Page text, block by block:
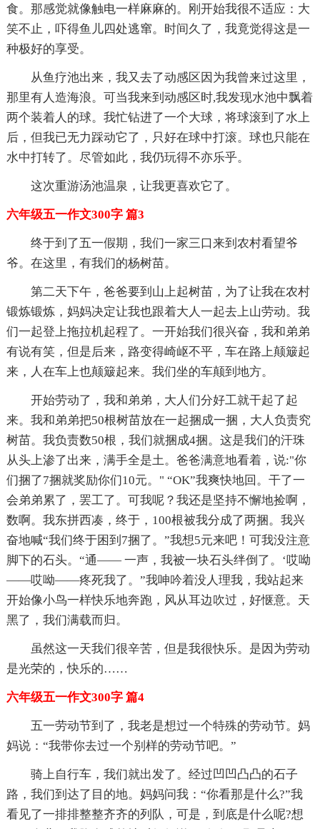
食。那感觉就像触电一样麻麻的。刚开始我很不适应：大
笑不止，吓得鱼儿四处逃窜。时间久了，我竟觉得这是一
种极好的享受。
从鱼疗池出来，我又去了动感区因为我曾来过这里，
那里有人造海浪。可当我来到动感区时,我发现水池中飘着
两个装着人的球。我忙钻进了一个大球，将球滚到了水上
后，但我已无力踩动它了，只好在球中打滚。球也只能在
水中打转了。尽管如此，我仍玩得不亦乐乎。
这次重游汤池温泉，让我更喜欢它了。
六年级五一作文300字 篇3
终于到了五一假期，我们一家三口来到农村看望爷
爷。在这里，有我们的杨树苗。
第二天下午，爸爸要到山上起树苗，为了让我在农村
锻炼锻炼，妈妈决定让我也跟着大人一起去上山劳动。我
们一起登上拖拉机起程了。一开始我们很兴奋，我和弟弟
有说有笑，但是后来，路变得崎岖不平，车在路上颠簸起
来，人在车上也颠簸起来。我们坐的车颠到地方。
开始劳动了，我和弟弟，大人们分好工就干起了起
来。我和弟弟把50根树苗放在一起捆成一捆，大人负责究
树苗。我负责数50根，我们就捆成4捆。这是我们的汗珠
从头上渗了出来，满手全是土。爸爸满意地看着，说:"你
们捆了7捆就奖励你们10元。" “OK”我爽快地回。干了一
会弟弟累了，罢工了。可我呢？我还是坚持不懈地捡啊，
数啊。我东拼西凑，终于，100根被我分成了两捆。我兴
奋地喊“我们终于困到7捆了。”我想5元来吧！可我没注意
脚下的石头。“通—— 一声，我被一块石头绊倒了。‘哎呦
——哎呦——疼死我了。”我呻吟着没人理我，我站起来
开始像小鸟一样快乐地奔跑，风从耳边吹过，好惬意。天
黑了，我们满载而归。
虽然这一天我们很辛苦，但是我很快乐。是因为劳动
是光荣的，快乐的……
六年级五一作文300字 篇4
五一劳动节到了，我老是想过一个特殊的劳动节。妈
妈说：“我带你去过一个别样的劳动节吧。”
骑上自行车，我们就出发了。经过凹凹凸凸的石子
路，我们到达了目的地。妈妈问我：“你看那是什么?”我
看见了一排排整整齐齐的列队，可是，到底是什么呢?想